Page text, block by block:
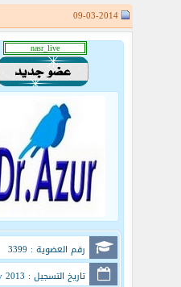
رقم العضوية : 3399
تاريخ التسجيل : May 2013